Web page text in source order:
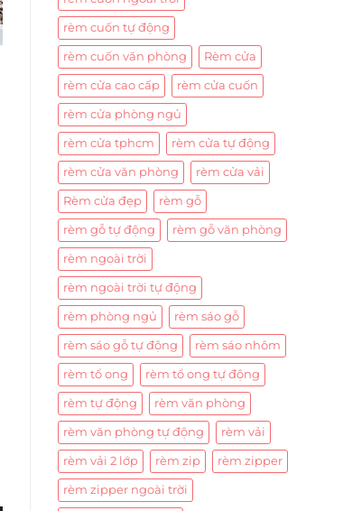
rèm cuốn tự động
rèm cuốn văn phòng Rèm cửa
rèm cửa cao cấp rèm cửa cuốn
rèm cửa phòng ngủ
rèm cửa tphcm rèm cửa tự động
rèm cửa văn phòng rèm cửa vải
Rèm cửa đẹp rèm gỗ
rèm gỗ tự động rèm gỗ văn phòng
rèm ngoài trời
rèm ngoài trời tự động
rèm phòng ngủ rèm sáo gỗ
rèm sáo gỗ tự động rèm sáo nhôm
rèm tổ ong rèm tổ ong tự động
rèm tự động rèm văn phòng
rèm văn phòng tự động rèm vải
rèm vải 2 lớp rèm zip rèm zipper
rèm zipper ngoài trời